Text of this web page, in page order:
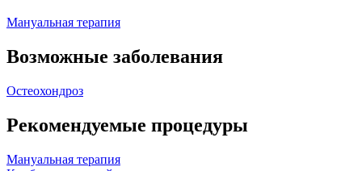
Мануальная терапия
Возможные заболевания
Остеохондроз
Рекомендуемые процедуры
Мануальная терапия